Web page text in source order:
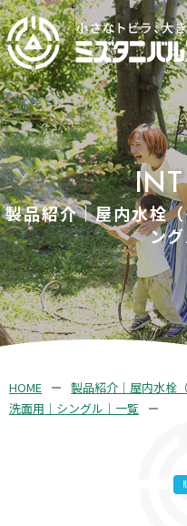
製品紹介｜屋内水栓
ン
HOME
製品紹介｜屋内水栓
洗面用｜シングル｜一覧